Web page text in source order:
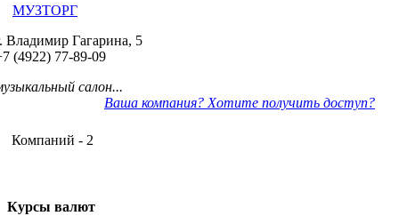
МУЗТОРГ
Владимир Гагарина, 5
(4922) 77-89-09
салон...
Ваша компания? Хотите получить доступ?
Компаний - 2
Курсы валют